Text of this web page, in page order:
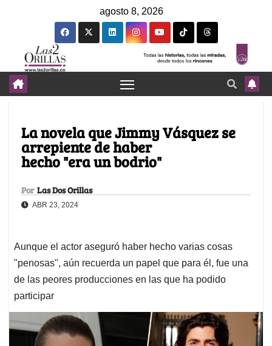
agosto 8, 2026
La novela que Jimmy Vásquez se
arrepiente de haber
hecho "era un bodrio"
Por Las Dos Orillas
ABR 23, 2024
Aunque el actor aseguró haber hecho varias cosas
"penosas", aún recuerda un papel que para él, fue una
de las peores producciones en las que ha podido
participar